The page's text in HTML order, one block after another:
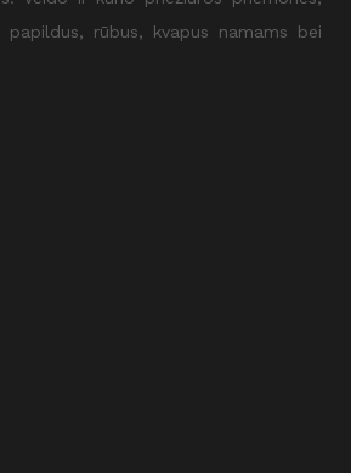
papildus, rūbus, kvapus namams bei